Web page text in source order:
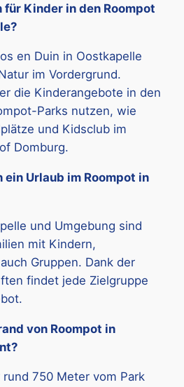
Kinder in den Roompot
en Duin in Oostkapelle
im Vordergrund.
die Kinderangebote in den
Parks nutzen, wie
und Kidsclub im
Domburg.
ein Urlaub im Roompot in
und Umgebung sind
mit Kindern,
Gruppen. Dank der
findet jede Zielgruppe
von Roompot in
750 Meter vom Park